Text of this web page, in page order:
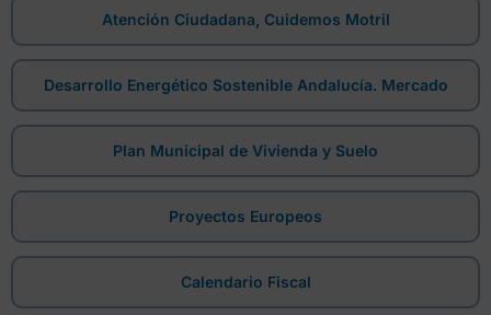
Atención Ciudadana, Cuidemos Motril
Desarrollo Energético Sostenible Andalucía. Mercado
Plan Municipal de Vivienda y Suelo
Proyectos Europeos
Calendario Fiscal